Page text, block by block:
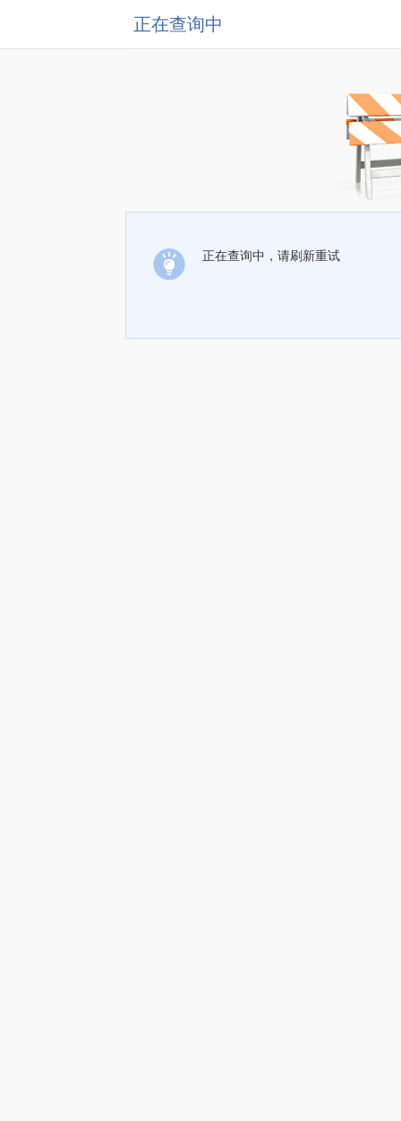
正在查询中
正在查询中，请刷新重试